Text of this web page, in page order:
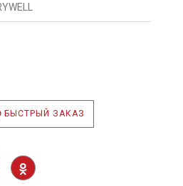
БЫСТРЫЙ ЗАКАЗ